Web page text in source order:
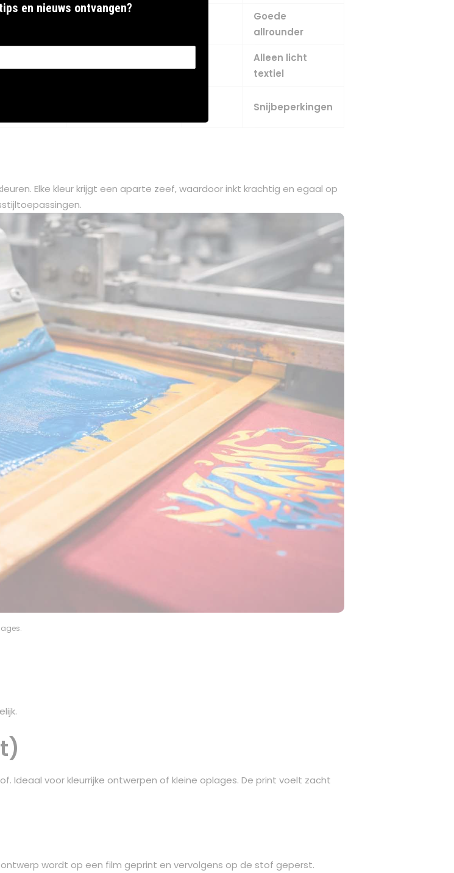
Goede
allrounder
★★★★★ 1+
Alleen licht
textiel
Snijbeperkingen
Elke kleur krijgt een aparte zeef, waardoor inkt krachtig en egaal op
Ideaal voor kleurrijke ontwerpen of kleine oplages. De print voelt zacht
wordt op een film geprint en vervolgens op de stof geperst.
en nieuws ontvangen?